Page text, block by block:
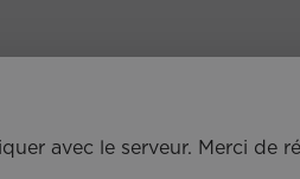
cette station, il doit être
de nos stations partenaires (se
directement aux pistes !
avec le serveur. Merci de